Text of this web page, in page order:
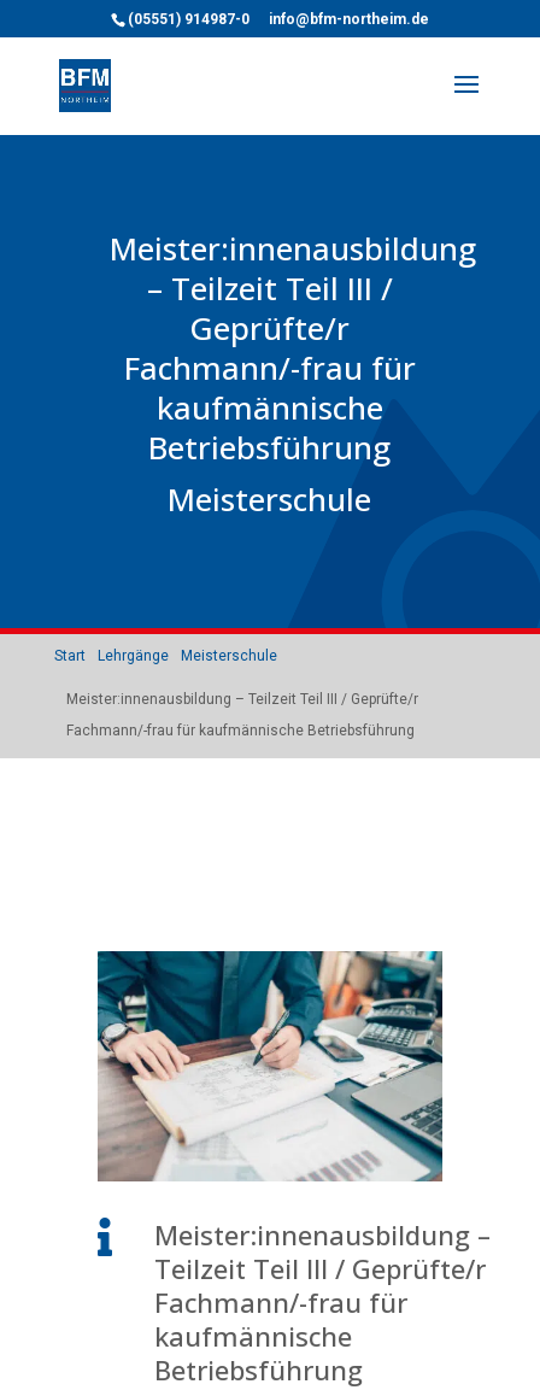
(05551) 914987-0 info@bfm-northeim.de
Meister:innenausbildung
– Teilzeit Teil III /
Geprüfte/r
Fachmann/-frau für
kaufmännische
Betriebsführung
Meisterschule
Start Lehrgänge Meisterschule
Meister:innenausbildung – Teilzeit Teil III / Geprüfte/r
Fachmann/-frau für kaufmännische Betriebsführung

Meister:innenausbildung –
Teilzeit Teil III / Geprüfte/r
Fachmann/-frau für
kaufmännische
Betriebsführung